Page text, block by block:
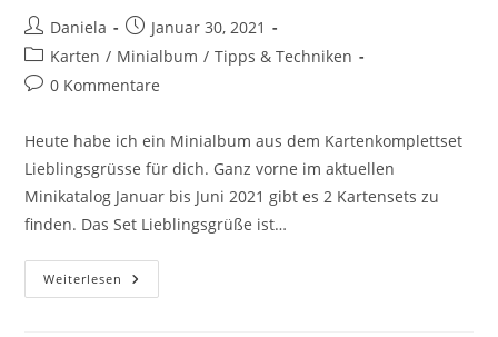
Daniela
Januar 30, 2021
Karten / Minialbum / Tipps & Techniken
0 Kommentare
Heute habe ich ein Minialbum aus dem Kartenkomplettset
Lieblingsgrüsse für dich. Ganz vorne im aktuellen
Minikatalog Januar bis Juni 2021 gibt es 2 Kartensets zu
finden. Das Set Lieblingsgrüße ist…
Weiterlesen